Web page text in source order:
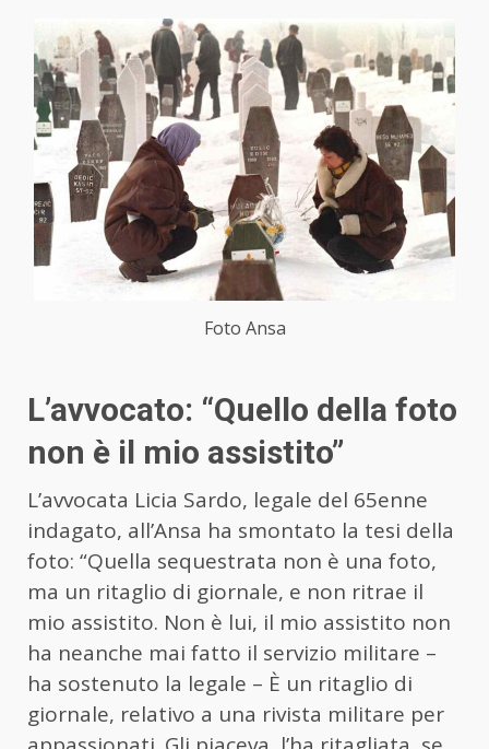
Foto Ansa
L’avvocato: “Quello della foto
non è il mio assistito”
L’avvocata Licia Sardo, legale del 65enne
indagato, all’Ansa ha smontato la tesi della
foto: “Quella sequestrata non è una foto,
ma un ritaglio di giornale, e non ritrae il
mio assistito. Non è lui, il mio assistito non
ha neanche mai fatto il servizio militare –
ha sostenuto la legale – È un ritaglio di
giornale, relativo a una rivista militare per